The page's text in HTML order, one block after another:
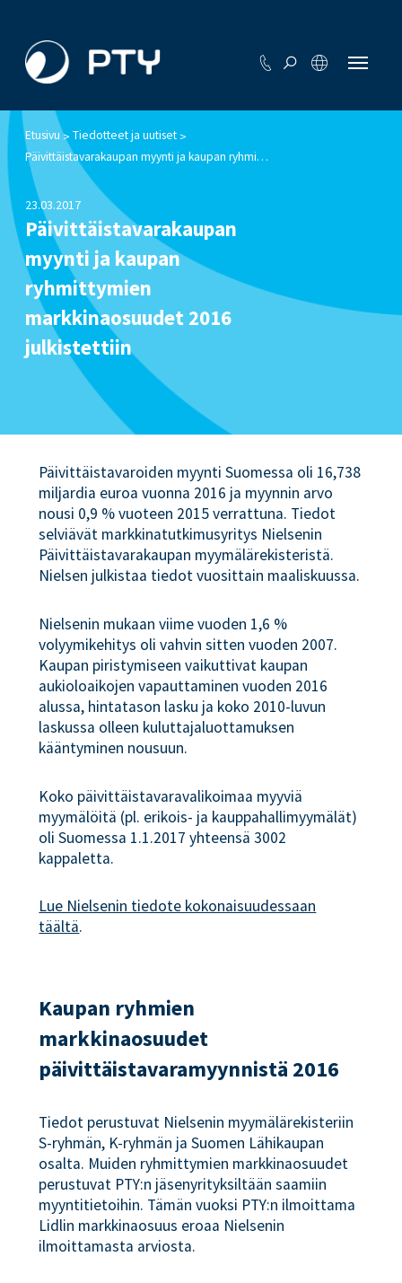
Etusivu > Tiedotteet ja uutiset >
Päivittäistavarakaupan myynti ja kaupan ryhmittymien markkinaosuudet 2016 julkistettiin
23.03.2017
Päivittäistavarakaupan
myynti ja kaupan
ryhmittymien
markkinaosuudet 2016
julkistettiin
Päivittäistavaroiden myynti Suomessa oli 16,738
miljardia euroa vuonna 2016 ja myynnin arvo
nousi 0,9 % vuoteen 2015 verrattuna. Tiedot
selviävät markkinatutkimusyritys Nielsenin
Päivittäistavarakaupan myymälärekisteristä.
Nielsen julkistaa tiedot vuosittain maaliskuussa.
Nielsenin mukaan viime vuoden 1,6 %
volyymikehitys oli vahvin sitten vuoden 2007.
Kaupan piristymiseen vaikuttivat kaupan
aukioloaikojen vapauttaminen vuoden 2016
alussa, hintatason lasku ja koko 2010-luvun
laskussa olleen kuluttajaluottamuksen
kääntyminen nousuun.
Koko päivittäistavaravalikoimaa myyviä
myymälöitä (pl. erikois- ja kauppahallimyymälät)
oli Suomessa 1.1.2017 yhteensä 3002
kappaletta.
Lue Nielsenin tiedote kokonaisuudessaan
täältä.
Kaupan ryhmien
markkinaosuudet
päivittäistavaramyynnistä 2016
Tiedot perustuvat Nielsenin myymälärekisteriin
S-ryhmän, K-ryhmän ja Suomen Lähikaupan
osalta. Muiden ryhmittymien markkinaosuudet
perustuvat PTY:n jäsenyrityksiltään saamiin
myyntitietoihin. Tämän vuoksi PTY:n ilmoittama
Lidlin markkinaosuus eroaa Nielsenin
ilmoittamasta arviosta.